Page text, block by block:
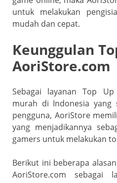
untuk melakukan
mudah dan cepat.
Keunggulan
AoriStore.com
Sebagai layanan Top
murah di Indonesia yang
pengguna, AoriStore
yang menjadikannya
gamers untuk melakukan
Berikut ini beberapa
AoriStore.com